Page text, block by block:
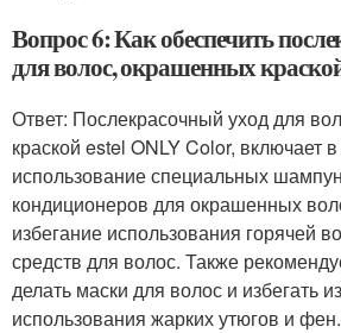
Вопрос 6: Как обеспечить
для волос, окрашенных
Ответ: Послекрасочный уход для
краской estel ONLY Color, включает
использование специальных
кондиционеров для окрашенных
избегание использования горячей
средств для волос. Также
делать маски для волос и избегать
использования жарких утюгов и фен.